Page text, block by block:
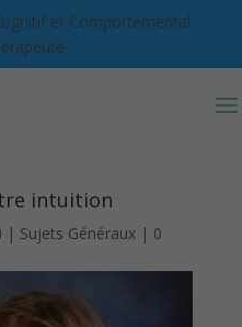
et Comportemental
intuition
| Sujets Généraux| 0